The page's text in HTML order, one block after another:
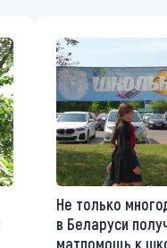
Не только
в Беларуси
матпомощь к